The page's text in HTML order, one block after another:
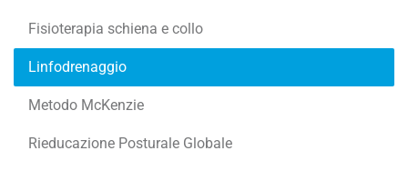
Fisioterapia schiena e collo
Linfodrenaggio
Metodo McKenzie
Rieducazione Posturale Globale